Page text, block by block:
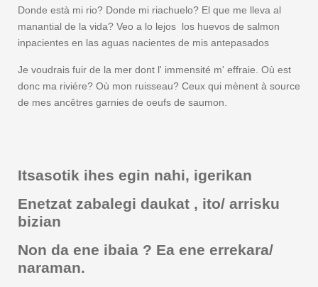
Donde està mi rio? Donde mi riachuelo? El que me lleva al
manantial de la vida? Veo a lo lejos los huevos de salmon
inpacientes en las aguas nacientes de mis antepasados
Je voudrais fuir de la mer dont l' immensité m' effraie. Où est
donc ma riviére? Où mon ruisseau? Ceux qui mènent à source
de mes ancêtres garnies de oeufs de saumon.
Itsasotik ihes egin nahi, igerikan
Enetzat zabalegi daukat , ito/ arrisku
bizian
Non da ene ibaia ? Ea ene errekara/
naraman.